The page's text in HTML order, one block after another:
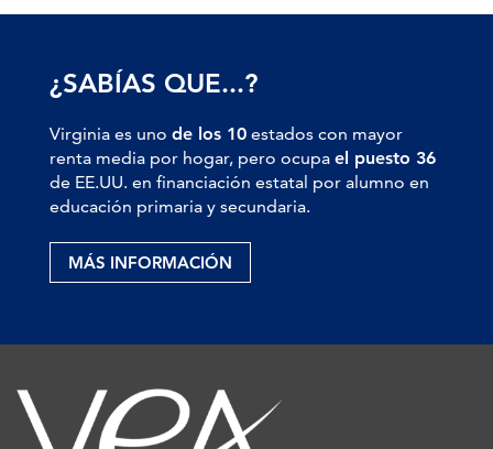
¿SABÍAS QUE...?
Virginia es uno de los 10 estados con mayor
renta media por hogar, pero ocupa el puesto 36
de EE.UU. en financiación estatal por alumno en
educación primaria y secundaria.
MÁS INFORMACIÓN